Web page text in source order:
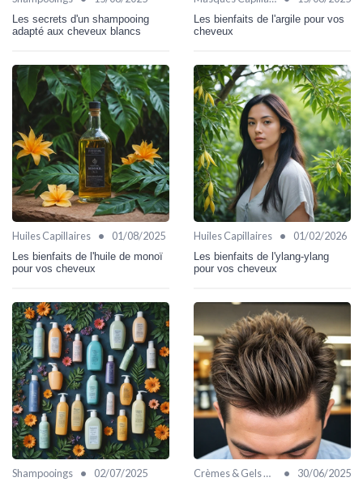
Les secrets d'un shampooing
adapté aux cheveux blancs
Les bienfaits de l'argile pour vos
cheveux
Huiles Capillaires • 01/08/2025
Les bienfaits de l'huile de monoï
pour vos cheveux
Huiles Capillaires • 01/02/2026
Les bienfaits de l'ylang-ylang
pour vos cheveux
Shampooings • 02/07/2025 Crèmes & Gels Coiffants • 30/06/2025